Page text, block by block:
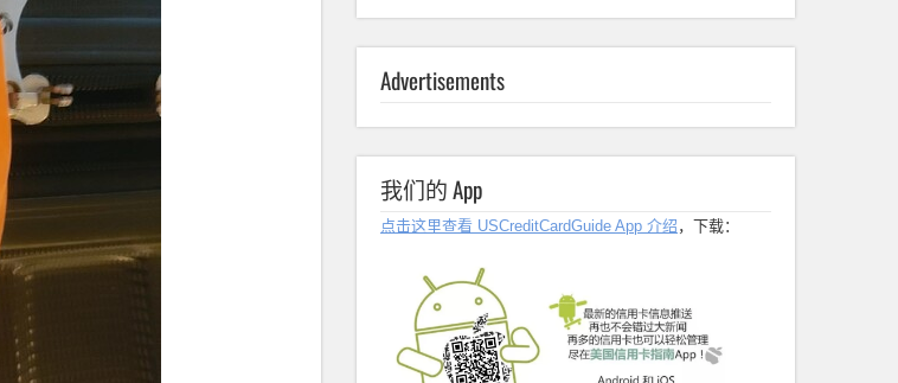
Advertisements
我们的 App
点击这里查看 USCreditCardGuide App 介绍 ，下载：